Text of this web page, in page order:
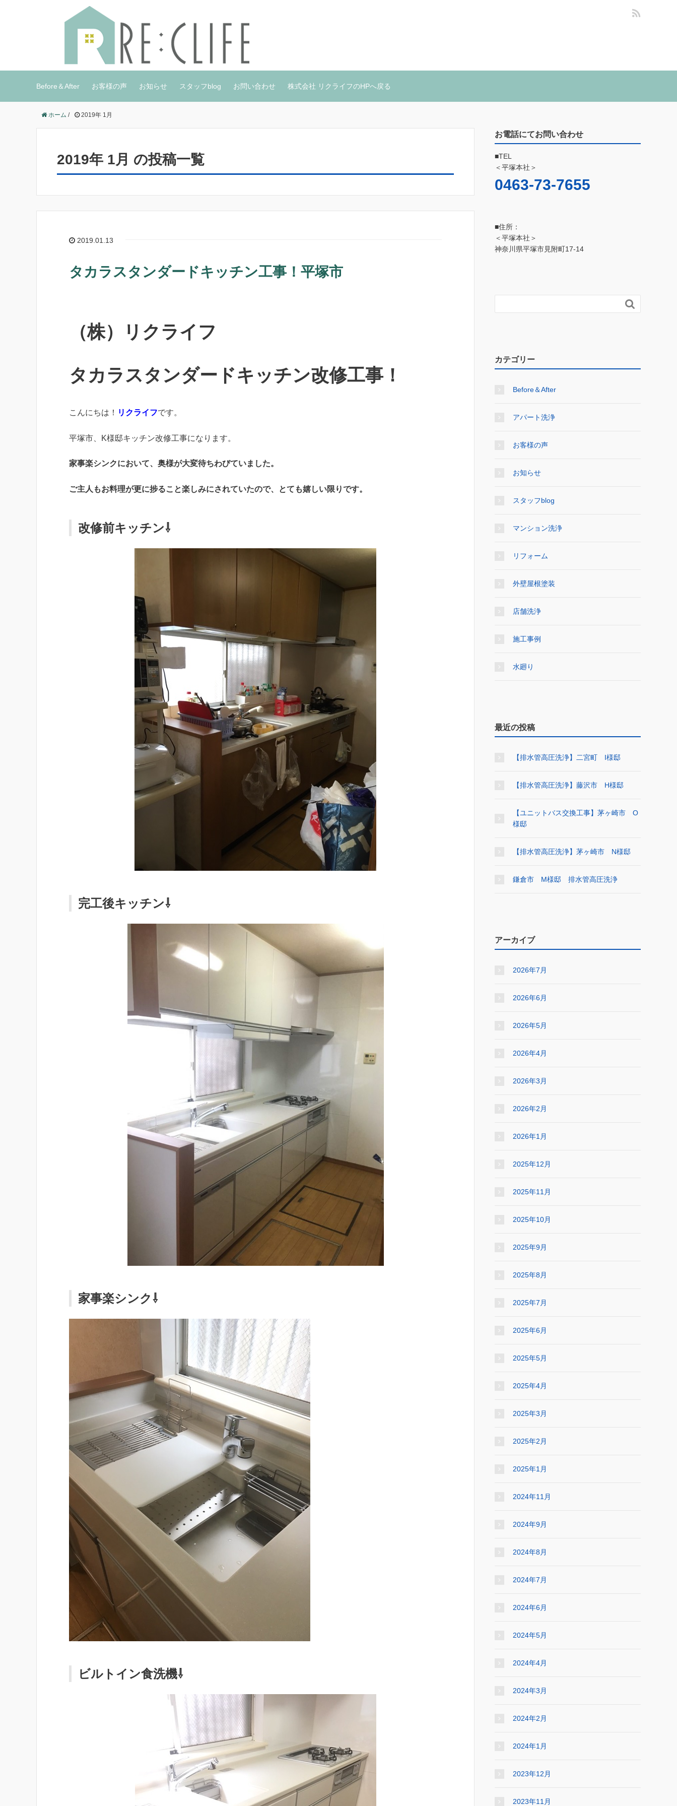
Before＆After お客様の声 お知らせ スタッフblog お問い合わせ 株式会社 リクライフのHPへ戻る
ホーム / 2019年 1月
2019年 1月 の投稿一覧
2019.01.13
タカラスタンダードキッチン工事！平塚市
（株）リクライフ
タカラスタンダードキッチン改修工事！
こんにちは！ リクライフです。
平塚市、K様邸キッチン改修工事になります。
家事楽シンクにおいて、奥様が大変待ちわびていました。
ご主人もお料理が更に捗ること楽しみにされていたので、とても嬉しい限りです。
改修前キッチン⇩
完工後キッチン⇩
家事楽シンク⇩
ビルトイン食洗機⇩
お電話にてお問い合わせ
■TEL
＜平塚本社＞
0463-73-7655
■住所：
＜平塚本社＞
神奈川県平塚市見附町17-14

カテゴリー
Before＆After
アパート洗浄
お客様の声
お知らせ
スタッフblog
マンション洗浄
リフォーム
外壁屋根塗装
店舗洗浄
施工事例
水廻り
最近の投稿
【排水管高圧洗浄】二宮町 I様邸
【排水管高圧洗浄】藤沢市 H様邸
【ユニットバス交換工事】茅ヶ崎市 O
様邸
【排水管高圧洗浄】茅ヶ崎市 N様邸
鎌倉市 M様邸 排水管高圧洗浄
アーカイブ
2026年7月
2026年6月
2026年5月
2026年4月
2026年3月
2026年2月
2026年1月
2025年12月
2025年11月
2025年10月
2025年9月
2025年8月
2025年7月
2025年6月
2025年5月
2025年4月
2025年3月
2025年2月
2025年1月
2024年11月
2024年9月
2024年8月
2024年7月
2024年6月
2024年5月
2024年4月
2024年3月
2024年2月
2024年1月
2023年12月
2023年11月